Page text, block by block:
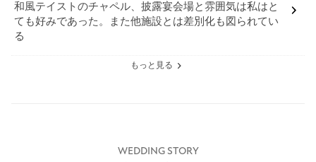
和風テイストのチャペル、披露宴会場と雰囲気は私はと
ても好みであった。また他施設とは差別化も図られてい
る
もっと見る
WEDDING STORY